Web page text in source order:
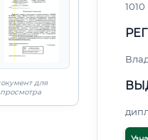
для
1010